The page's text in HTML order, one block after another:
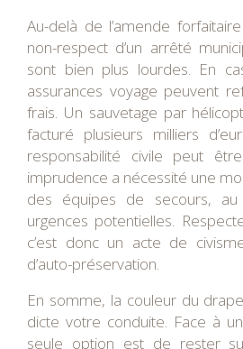
Au-delà de l’amende
non-respect d’un arrêté
sont bien plus lourdes. En
assurances voyage peuvent
frais. Un sauvetage par
facturé plusieurs milliers
responsabilité civile peut
imprudence a nécessité une
des équipes de secours, au
urgences potentielles.
c’est donc un acte de
d’auto-préservation.
En somme, la couleur du
dicte votre conduite. Face à
seule option est de rester